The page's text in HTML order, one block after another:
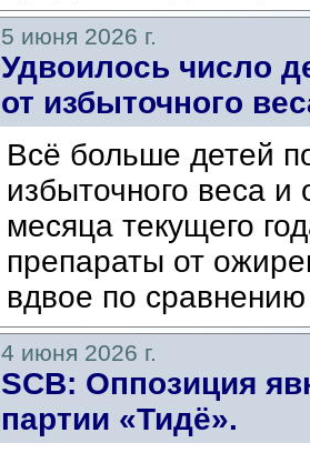
5 июня 2026 г.
Удвоилось число
от избыточного
Всё больше детей
избыточного веса
месяца текущего
препараты от
вдвое по
4 июня 2026 г.
SCB: Оппозиция
партии «Тидё».